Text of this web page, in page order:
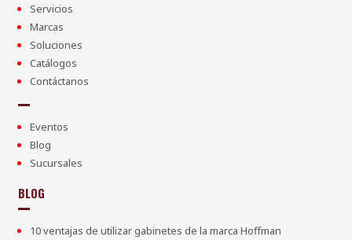
Servicios
Marcas
Soluciones
Catálogos
Contáctanos
Eventos
Blog
Sucursales
BLOG
10 ventajas de utilizar gabinetes de la marca Hoffman